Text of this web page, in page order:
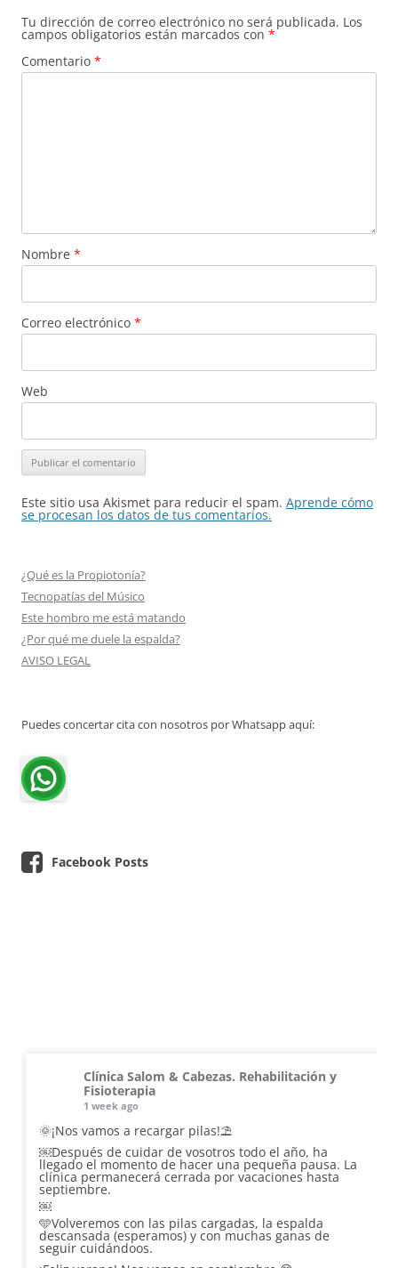
Tu dirección de correo electrónico no será publicada. Los
campos obligatorios están marcados con *
Comentario *
Nombre *
Correo electrónico *
Web
Este sitio usa Akismet para reducir el spam. Aprende cómo
se procesan los datos de tus comentarios.
¿Qué es la Propiotonía?
Tecnopatías del Músico
Este hombro me está matando
¿Por qué me duele la espalda?
AVISO LEGAL
Puedes concertar cita con nosotros por Whatsapp aquí:
Facebook Posts
Clínica Salom & Cabezas. Rehabilitación y
Fisioterapia
1 week ago
🌞¡Nos vamos a recargar pilas!⛱️
￼Después de cuidar de vosotros todo el año, ha
llegado el momento de hacer una pequeña pausa. La
clínica permanecerá cerrada por vacaciones hasta
septiembre.
￼
🩵Volveremos con las pilas cargadas, la espalda
descansada (esperamos) y con muchas ganas de
seguir cuidándoos.